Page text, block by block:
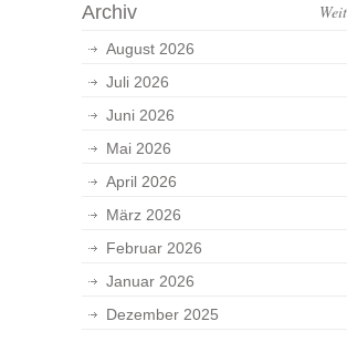
Archiv
August 2026
Juli 2026
Juni 2026
Mai 2026
April 2026
März 2026
Februar 2026
Januar 2026
Dezember 2025